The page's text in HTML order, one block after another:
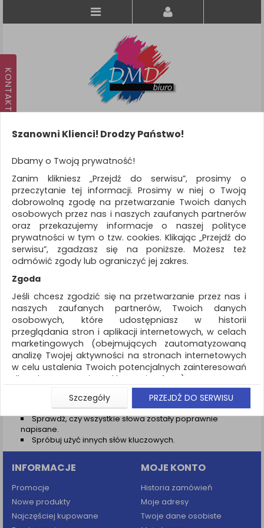
KATEGORIE
WSZYSTKIE KATEGORIE
FILTRY
Więcej
REKLAMA
AKTUALNOŚCI
Wyniki wyszukiwania
NIE ZNALEZIONO PRODUKTÓW
Nie odnaleziono produktów wg przyjętych kryteriów
PODPOWIEDZI
Zmień kryteria wyszukiwania zaznaczając inne filtry i
wyszukaj ponownie
Sprawdź, czy wszystkie słowa zostały poprawnie
napisane.
Spróbuj użyć innych słów kluczowych.
INFORMACJE
Promocje
Nowe produkty
Najczęściej kupowane
MOJE KONTO
Historia zamówień
Moje adresy
Twoje dane osobiste
Szanowni Klienci! Drodzy Państwo!
Dbamy o Twoją prywatność!
Zanim klikniesz „Przejdź do serwisu”, prosimy o
przeczytanie tej informacji. Prosimy w niej o Twoją
dobrowolną zgodę na przetwarzanie Twoich danych
osobowych przez nas i naszych zaufanych partnerów
oraz przekazujemy informacje o naszej polityce
prywatności w tym o tzw. cookies. Klikając „Przejdź do
serwisu”, zgadzasz się na poniższe. Możesz też
odmówić zgody lub ograniczyć jej zakres.
Zgoda
Jeśli chcesz zgodzić się na przetwarzanie przez nas i
naszych zaufanych partnerów, Twoich danych
osobowych, które udostępniasz w historii
przeglądania stron i aplikacji internetowych, w celach
marketingowych (obejmujących zautomatyzowaną
analizę Twojej aktywności na stronach internetowych
w celu ustalenia Twoich potencjalnych zainteresowań
dla dostosowania reklamy i oferty), w tym na
umieszczanie tzw. cookies na Twoich urządzeniach i
ich odczytywanie, kliknij przycisk „Przejdź do serwisu”.
Jeśli nie chcesz wyrazić zgody lub ograniczyć jej
zakres, kliknij „Szczegóły”, gdzie znajdziesz wszelkie
informacje o tym jak to zrobić . Te same informacje
znajdziesz także na podstronie z naszą polityką
prywatności obowiązującą od 25 maja 2018.
W przypadku użytkowników zalogowanych, aby
umożliwić prawidłową realizację Umowy z Państwem i
związane z tym prawidłowe działanie naszej strony
www, a w szczególności np. wysłanie potwierdzenia
Szczegóły PRZEJDŹ DO SERWISU